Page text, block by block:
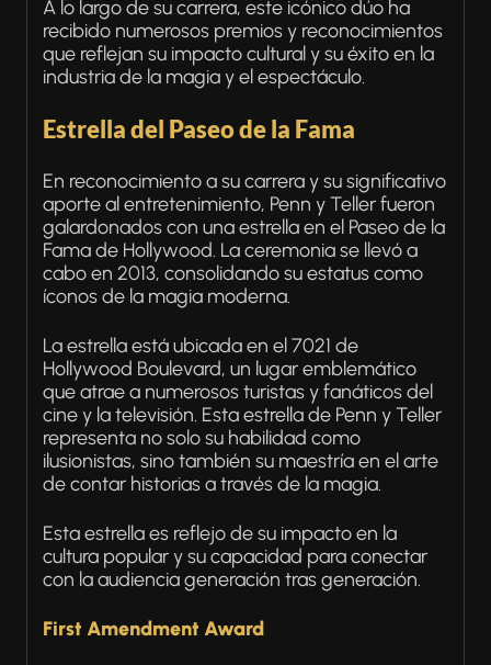
A lo largo de su carrera, este icónico dúo ha
recibido numerosos premios y reconocimientos
que reflejan su impacto cultural y su éxito en la
industria de la magia y el espectáculo.
Estrella del Paseo de la Fama
En reconocimiento a su carrera y su significativo
aporte al entretenimiento, Penn y Teller fueron
galardonados con una estrella en el Paseo de la
Fama de Hollywood. La ceremonia se llevó a
cabo en 2013, consolidando su estatus como
íconos de la magia moderna.
La estrella está ubicada en el 7021 de
Hollywood Boulevard, un lugar emblemático
que atrae a numerosos turistas y fanáticos del
cine y la televisión. Esta estrella de Penn y Teller
representa no solo su habilidad como
ilusionistas, sino también su maestría en el arte
de contar historias a través de la magia.
Esta estrella es reflejo de su impacto en la
cultura popular y su capacidad para conectar
con la audiencia generación tras generación.
First Amendment Award